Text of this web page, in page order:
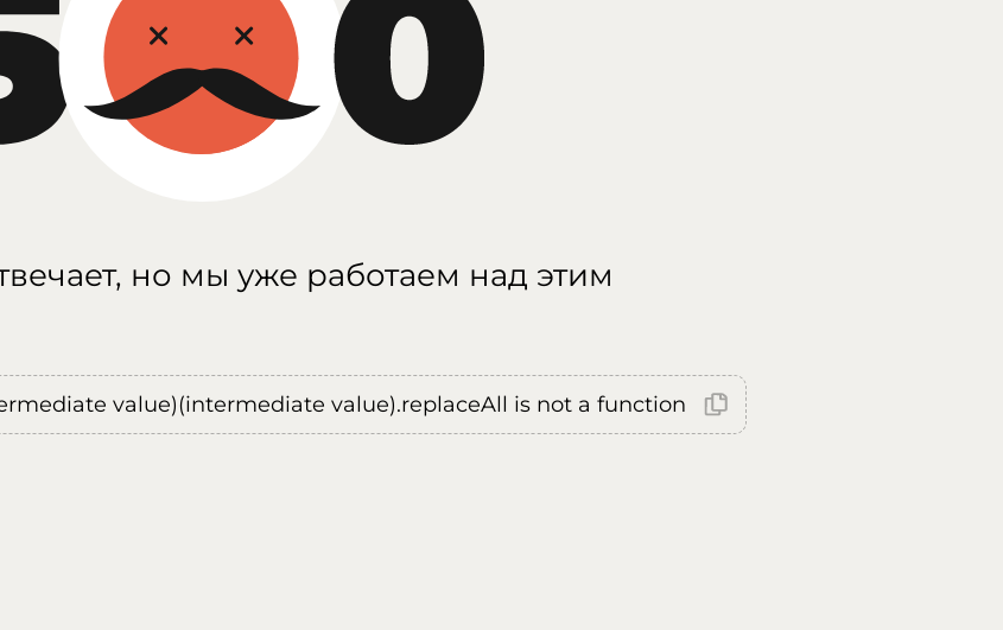
но мы уже работаем над этим
value)(intermediate value).replaceAll is not a function